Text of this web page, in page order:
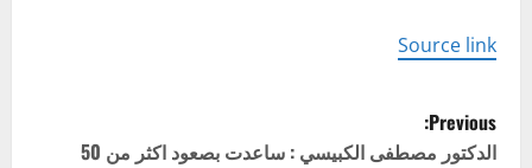
Source link
P
Previous:
الدكتور مصطفى الكبيسي : ساعدت بصعود اكثر من 50